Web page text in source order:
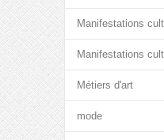
Manifestations
Manifestations
Métiers d'art
mode